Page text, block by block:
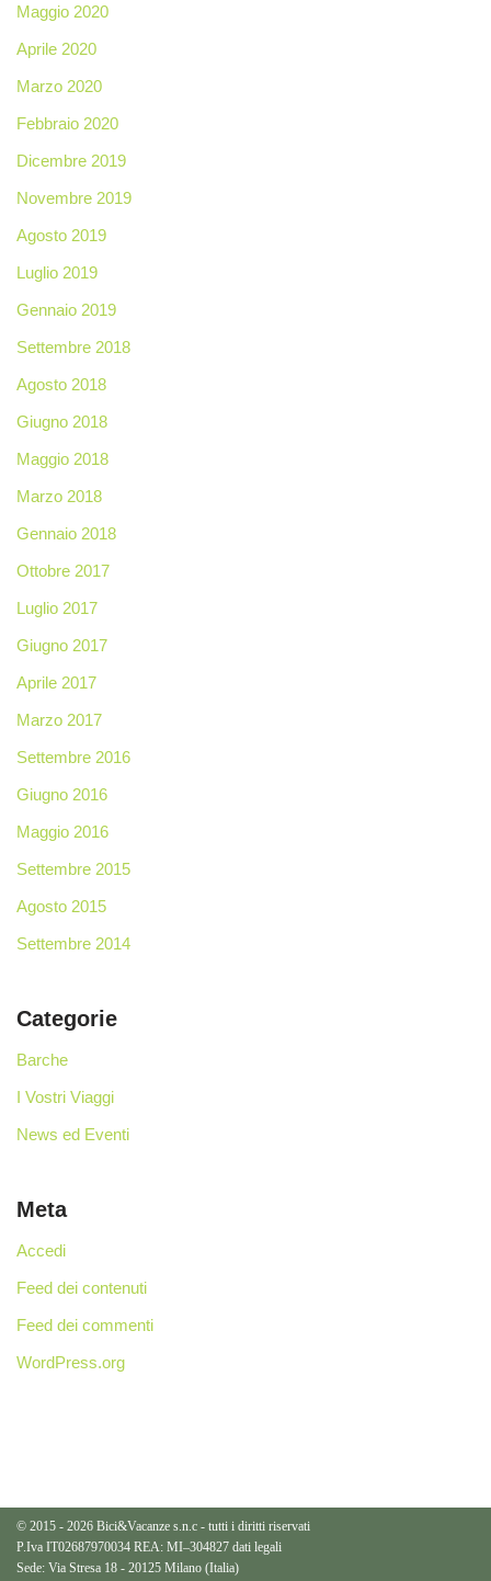
Maggio 2020
Aprile 2020
Marzo 2020
Febbraio 2020
Dicembre 2019
Novembre 2019
Agosto 2019
Luglio 2019
Gennaio 2019
Settembre 2018
Agosto 2018
Giugno 2018
Maggio 2018
Marzo 2018
Gennaio 2018
Ottobre 2017
Luglio 2017
Giugno 2017
Aprile 2017
Marzo 2017
Settembre 2016
Giugno 2016
Maggio 2016
Settembre 2015
Agosto 2015
Settembre 2014
Categorie
Barche
I Vostri Viaggi
News ed Eventi
Meta
Accedi
Feed dei contenuti
Feed dei commenti
WordPress.org
© 2015 - 2026 Bici&Vacanze s.n.c - tutti i diritti riservati
P.Iva IT02687970034 REA: MI–304827 dati legali
Sede: Via Stresa 18 - 20125 Milano (Italia)